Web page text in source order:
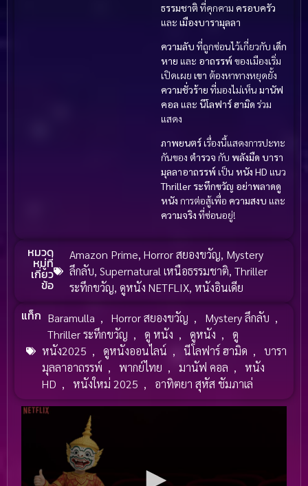
ธรรมชาติ ที่คุกคาม ครอบครัว
และ เมืองบารามุลลา
ความลับ ที่ถูกซ่อนไว้เกี่ยวกับ เด็ก
หาย และ อาถรรพ์ของเมืองเริ่ม
เปิดเผย เขา ต้องหาทางหยุดยั้ง
ความชั่วร้าย ที่มองไม่เห็น มานัฟ
คอล และ นีโลฟาร์ ฮามิด ร่วม
แสดง
ภาพยนตร์เรื่องนี้แสดงการปะทะ
กันของ ตำรวจ กับ พลังมืด บารา
มุลลาอาถรรพ์ เป็น หนัง HD แนว
Thriller ระทึกขวัญ อย่าพลาดดู
หนัง การต่อสู้เพื่อ ความสงบ และ
ความจริง ที่ซ่อนอยู่!
หมวด
หมู่ที่
เกี่ยว
ข้อ
Amazon Prime,Horror สยองขวัญ, Mystery
ลึกลับ,Supernatural เหนือธรรมชาติ,Thriller
ระทึกขวัญ,ดูหนัง NETFLIX,หนังอินเดีย
แท็ก Baramulla , Horror สยองขวัญ , Mystery ลึกลับ ,
Thriller ระทึกขวัญ , ดู หนัง , ดูหนัง ,
ดู
หนัง2025 , ดูหนังออนไลน์ , นีโลฟาร์ ฮามิด ,
บารา
มุลลาอาถรรพ์ , พากย์ไทย , มานัฟ คอล ,
หนัง
HD , หนังใหม่ 2025 , อาทิตยา สุหัส ชัมภาเล่